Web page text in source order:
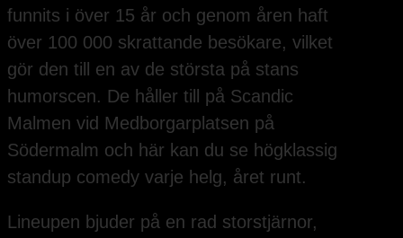
funnits i över 15 år och genom åren haft
över 100 000 skrattande besökare, vilket
gör den till en av de största på stans
humorscen. De håller till på Scandic
Malmen vid Medborgarplatsen på
Södermalm och här kan du se högklassig
standup comedy varje helg, året runt.
Lineupen bjuder på en rad storstjärnor,